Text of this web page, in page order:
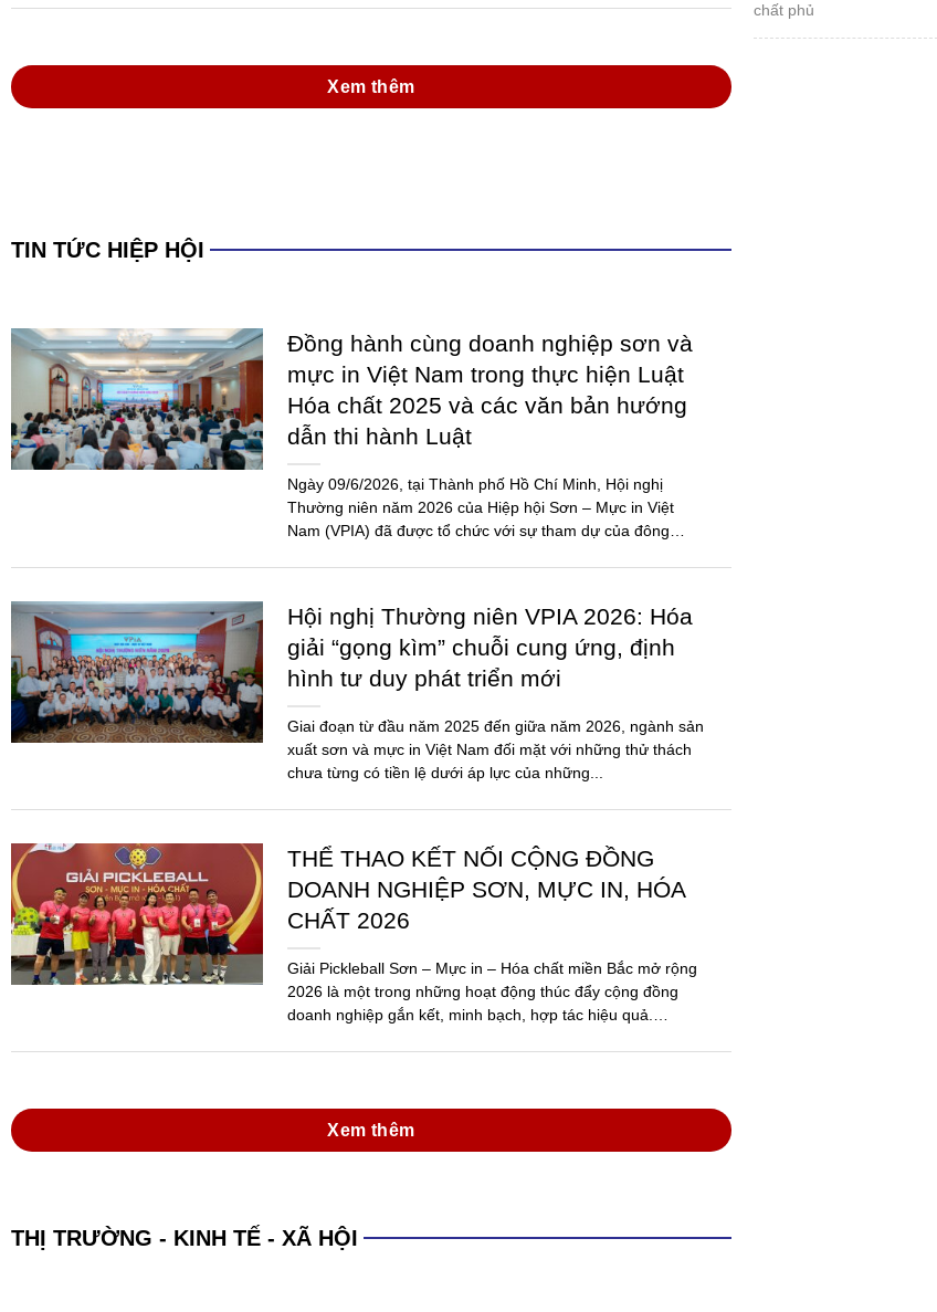
Xem thêm
TIN TỨC HIỆP HỘI
Đồng hành cùng doanh nghiệp sơn và
mực in Việt Nam trong thực hiện Luật
Hóa chất 2025 và các văn bản hướng
dẫn thi hành Luật
Ngày 09/6/2026, tại Thành phố Hồ Chí Minh, Hội nghị
Thường niên năm 2026 của Hiệp hội Sơn – Mực in Việt
Nam (VPIA) đã được tổ chức với sự tham dự của đông
Hội nghị Thường niên VPIA 2026: Hóa
giải “gọng kìm” chuỗi cung ứng, định
hình tư duy phát triển mới
Giai đoạn từ đầu năm 2025 đến giữa năm 2026, ngành sản
xuất sơn và mực in Việt Nam đối mặt với những thử thách
chưa từng có tiền lệ dưới áp lực của những...
THỂ THAO KẾT NỐI CỘNG ĐỒNG
DOANH NGHIỆP SƠN, MỰC IN, HÓA
CHẤT 2026
Giải Pickleball Sơn – Mực in – Hóa chất miền Bắc mở rộng
2026 là một trong những hoạt động thúc đẩy cộng đồng
doanh nghiệp gắn kết, minh bạch, hợp tác hiệu quả.
Xem thêm
THỊ TRƯỜNG - KINH TẾ - XÃ HỘI
chất phủ